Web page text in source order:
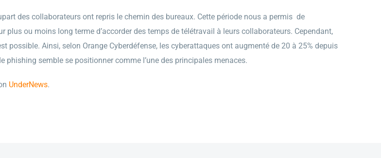
des collaborateurs ont repris le chemin des bureaux. Cette période nous a permis de
ou moins long terme d’accorder des temps de télétravail à leurs collaborateurs. Cependant,
possible. Ainsi, selon Orange Cyberdéfense, les cyberattaques ont augmenté de 20 à 25% depuis
phishing semble se positionner comme l’une des principales menaces.
UnderNews.